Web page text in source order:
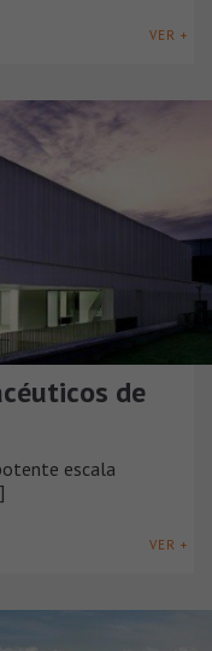
VER +
de
escala
VER +